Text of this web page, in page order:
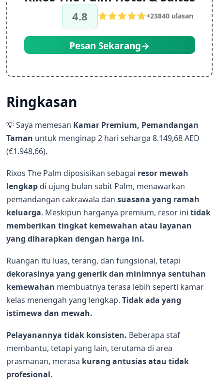
4.8 +23840 ulasan
Pesan Sekarang→
Ringkasan
💡 Saya memesan Kamar Premium, Pemandangan
Taman untuk menginap 2 hari seharga 8.149,68 AED
(€1.948,66).
Rixos The Palm diposisikan sebagai resor mewah
lengkap di ujung bulan sabit Palm, menawarkan
pemandangan cakrawala dansuasana yang ramah
keluarga. Meskipun harganya premium, resor initidak
memberikan tingkat kemewahan atau layanan
yang diharapkan dengan harga ini.
Ruangan itu luas, terang, dan fungsional, tetapi
dekorasinya yang generik dan minimnya sentuhan
kemewahan membuatnya terasa lebih seperti kamar
kelas menengah yang lengkap.Tidak ada yang
istimewa dan mewah.
Pelayanannya tidak konsisten. Beberapa staf
membantu, tetapi yang lain, terutama di area
prasmanan, merasa kurang antusias atau tidak
profesional.